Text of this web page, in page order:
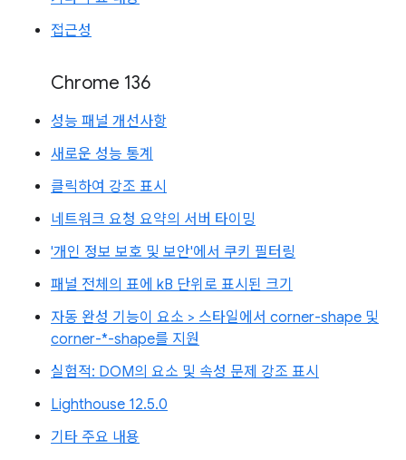
접근성
Chrome 136
성능 패널 개선사항
새로운 성능 통계
클릭하여 강조 표시
네트워크 요청 요약의 서버 타이밍
'개인 정보 보호 및 보안'에서 쿠키 필터링
패널 전체의 표에 kB 단위로 표시된 크기
자동 완성 기능이 요소 > 스타일에서 corner-shape 및
corner-*-shape를 지원
실험적: DOM의 요소 및 속성 문제 강조 표시
Lighthouse 12.5.0
기타 주요 내용